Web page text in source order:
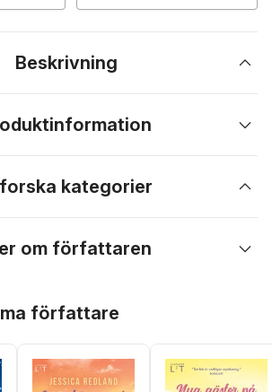
Beskrivning
kategorier
om författaren
författare